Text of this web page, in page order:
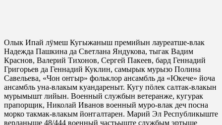
Олык Ипай лÿмеш Кугыжаныш премийын лауреатше-влак
Надежда Пашкина да Светлана Яндукова, тыгак Вадим
Краснов, Валерий Тихонов, Сергей Пакеев, бард Геннадий
Григорьев да Геннадий Куклин, самырык мурызо Полина
Савельева, «Чон оҥгыр» фольклор ансамбль да «Юкече» йоча
ансамбль уна-влакым куандареныт. Кугу пöлек салтак-влакын
мурымышт лийын. Военный службын ветеранже, кугурак
прапорщик, Николай Иванов военный муро-влак деч посна
морко такмак-влакым йоҥгалтарен. Марий Эл Республикыште
верланыше 48/444 военный частьыште службым эртыше